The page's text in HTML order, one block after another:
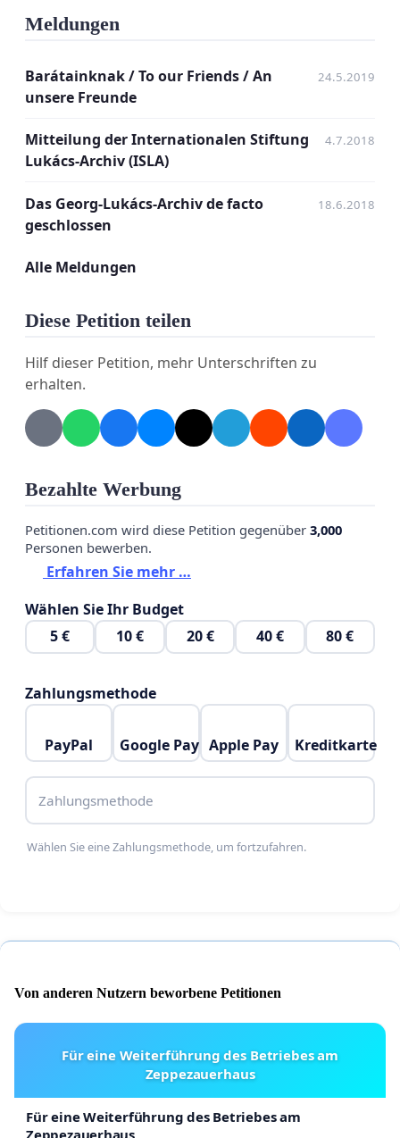
Meldungen
Barátainknak / To our Friends / An
unsere Freunde
24.5.2019
Mitteilung der Internationalen Stiftung
Lukács-Archiv (ISLA)
4.7.2018
Das Georg-Lukács-Archiv de facto
geschlossen
18.6.2018
Alle Meldungen
Diese Petition teilen
Hilf dieser Petition, mehr Unterschriften zu
erhalten.
Bezahlte Werbung
Petitionen.com wird diese Petition gegenüber 3,000
Personen bewerben.
Erfahren Sie mehr …
Wählen Sie Ihr Budget
5 €
10 € 20 € 40 € 80 €
Zahlungsmethode
PayPal Google Pay Apple Pay Kreditkarte
Zahlungsmethode
Wählen Sie eine Zahlungsmethode, um fortzufahren.
Von anderen Nutzern beworbene Petitionen
Für eine Weiterführung des Betriebes am
Zeppezauerhaus
Für eine Weiterführung des Betriebes am
Zeppezauerhaus